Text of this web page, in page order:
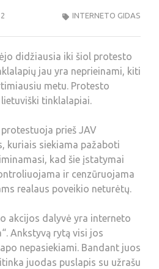
INTERNETO GIDAS
didžiausia iki šiol protesto
jau yra neprieinami, kiti
metu. Protesto
tinklalapiai.
prieš JAV
kuriais siekiama pažaboti
kad šie įstatymai
ir cenzūruojama
realaus poveikio neturėtų.
akcijos dalyvė yra interneto
Ankstyvą rytą visi jos
nepasiekiami. Bandant juos
juodas puslapis su užrašu